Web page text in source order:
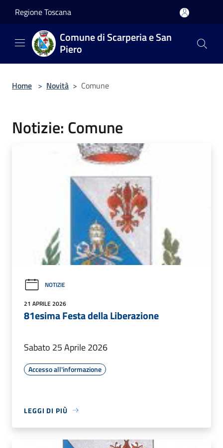
Regione Toscana
Comune di Scarperia e San
Piero
Home > Novità > Comune
Notizie: Comune
NOTIZIE
21 APRILE 2026
81esima Festa della Liberazione
Sabato 25 Aprile 2026
Accesso all'informazione
LEGGI DI PIÙ